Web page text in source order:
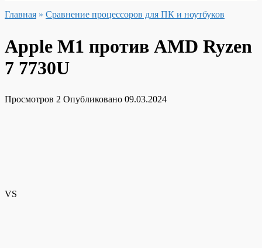
Главная » Сравнение процессоров для ПК и ноутбуков
Apple M1 против AMD Ryzen
7 7730U
Просмотров 2 Опубликовано 09.03.2024
VS